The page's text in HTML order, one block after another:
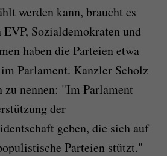
werden kann, braucht es
Sozialdemokraten und
haben die Parteien etwa
Parlament. Kanzler Scholz
zu nennen: "Im Parlament
der
geben, die sich auf
Parteien stützt."